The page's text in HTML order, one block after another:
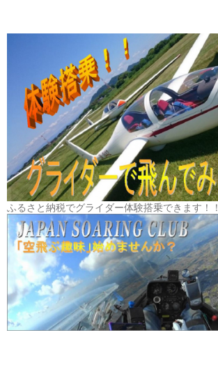
ふるさと納税でグライダー体験搭乗できます！！